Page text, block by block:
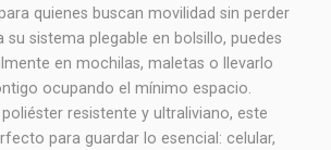
quienes buscan movilidad sin perder
su sistema plegable en bolsillo, puedes
en mochilas, maletas o llevarlo
ocupando el mínimo espacio.
resistente y ultraliviano, este
para guardar lo esencial: celular,